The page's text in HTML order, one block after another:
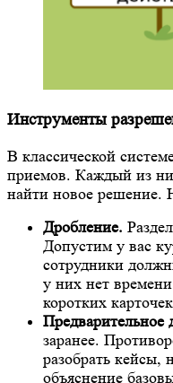
Инструменты
В классической
приемов. Каждый из
найти новое решение.
Дробление.
Допустим у вас
сотрудники
у них нет
коротких
Предварительное
заранее.
разобрать кейсы,
объяснение